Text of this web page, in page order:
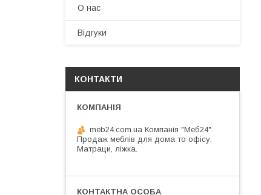
О нас
Відгуки
КОНТАКТИ
meb24.com.ua Компанія "Меб24".
Продаж меблів для дома то офісу.
Матраци, ліжка.